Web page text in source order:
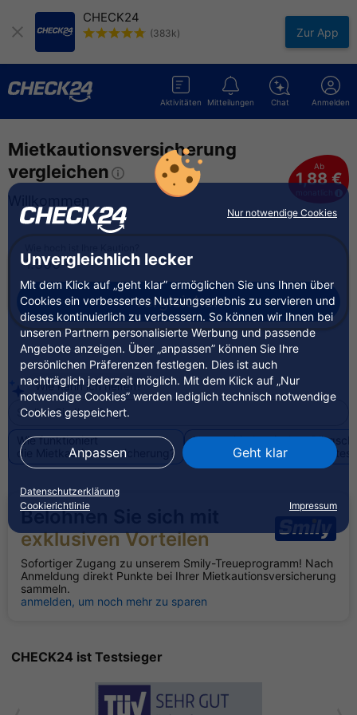
Nur notwendige Cookies
Unvergleichlich lecker
Mit dem Klick auf „geht klar” ermöglichen Sie uns Ihnen über
Cookies ein verbessertes Nutzungserlebnis zu servieren und
dieses kontinuierlich zu verbessern. So können wir Ihnen bei
unseren Partnern personalisierte Werbung und passende
Angebote anzeigen. Über „anpassen” können Sie Ihre
persönlichen Präferenzen festlegen. Dies ist auch
nachträglich jederzeit möglich. Mit dem Klick auf „Nur
notwendige Cookies” werden lediglich technisch notwendige
Cookies gespeichert.
Anpassen Geht klar
Datenschutzerklärung
Cookierichtlinie
Impressum
CHECK24
(383k) Zur App
Anmelden
Chat
Mitteilungen
Aktivitäten
Mietkautions­versicherung
vergleichen Ab
1,88 €
vergleichen
Wie kann ich helfen?
Wie funktioniert
die Mietkautionsversicherung?
Unterschied zwischen
auf erstes und nicht auf erstes
Belohnen Sie sich mit
exklusiven Vorteilen
Sofortiger Zugang zu unserem Smily-Treueprogramm! Nach
Anmeldung direkt Punkte bei Ihrer Mietkautionsversicherung
sammeln.
anmelden, um noch mehr zu sparen
CHECK24 ist Testsieger